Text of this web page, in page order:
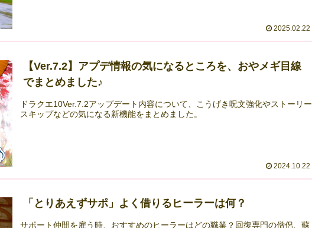
2025.02.22
【Ver.7.2】アプデ情報の気になるところを、おやメギ目線
でまとめました♪
ドラクエ10Ver.7.2アップデート内容について、こうげき呪文強化やストーリー
スキップなどの気になる新機能をまとめました。
2024.10.22
「とりあえずサポ」よく借りるヒーラーは何？
サポート仲間を雇う時、おすすめのヒーラーはどの職業？回復専門の僧侶、蘇